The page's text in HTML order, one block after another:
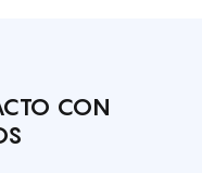
CON